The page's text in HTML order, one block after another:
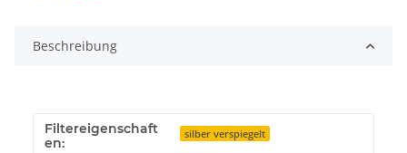
Beschreibung
Filtereigenschaft
en:
silber verspiegelt